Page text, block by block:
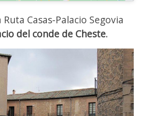
Casas-Palacio Segovia
del conde de Cheste.